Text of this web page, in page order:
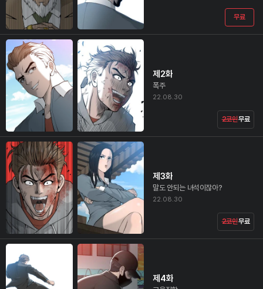
무료
제2화
폭주
22.08.30
2코인무료
제3화
말도 안되는 녀석이잖아?
22.08.30
2코인무료
제4화